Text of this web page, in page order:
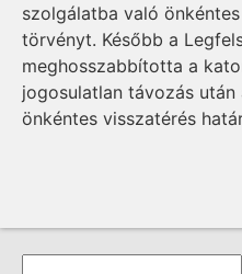
szolgálatba való
törvényt. Később a
meghosszabbította a
jogosulatlan távozás
önkéntes visszatérés
Keresés űrlap